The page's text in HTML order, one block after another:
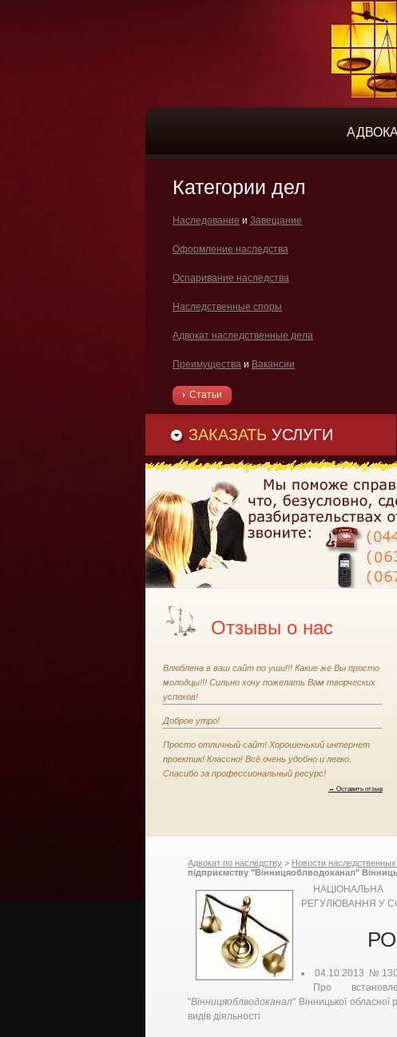
Категории дел
Наследование и Завещание
Оформление наследства
Оспаривание наследства
Наследственные споры
Адвокат наследственные дела
Преимущества и Вакансии
Статьи
ЗАКАЗАТЬ УСЛУГИ
Отзывы о нас
Влюблена в ваш сайт по уши!!! Какие же Вы просто
молодцы!!! Сильно хочу пожелать Вам творческих
успехов!
Доброе утро!
Просто отличный сайт! Хорошенький интернет
проектик! Классно! Всё очень удобно и легко.
Спасибо за профессиональный ресурс!
→ Оставить отзыв
Адвокат по наследству > Новости
підприємству "Вінницяоблводоканал"
діяльності, Національна комісія, що
РЕГУЛЮВАННЯ У
04.10.2013 № 130
Про
"Вінницяоблводоканал" Вінницької
видів діяльності